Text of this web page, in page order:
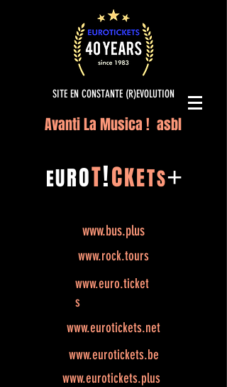
SITE EN CONSTANTE (R)EVOLUTION
Avanti La Musica ! asbl
EUROT!CKETS+
www.bus.plus
www.rock.tours
www.euro.ticket
s
www.eurotickets.net
www.eurotickets.be
www.eurotickets.plus